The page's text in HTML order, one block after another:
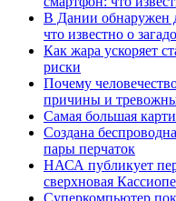
В Дании обнаружен
что известно о
Как жара ускоряет
риски
Почему
причины и
Самая большая
Создана
пары перчаток
НАСА публикует
сверхновая
Суперкомпьютер